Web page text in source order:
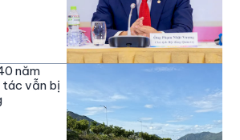
năm
tác vẫn bị